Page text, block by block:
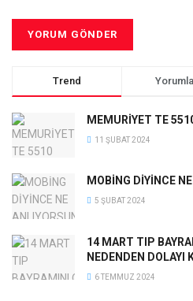
Trend
MEMURİYET TE
11 ŞUBAT 2024
MOBİNG DİYİNCE
5 ŞUBAT 2024
14 MART TIP
NEDENDEN DOLAYI
6 TEMMUZ 2024